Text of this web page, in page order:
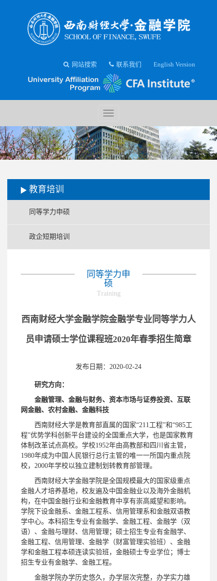
English Version
联系我们
网站搜索
教育培训
同等学力申硕
政企短期培训
同等学力申
硕
Training
西南财经大学金融学院金融学专业同等学力人
员申请硕士学位课程班2020年春季招生简章
发布日期：2020-02-24
研究方向：
金融管理、 金融与财务、 资本市场与证券投资、 互联
网金融、 农村金融、 金融科技
西南财经大学是教育部直属的国家“211工程”和“985工
程”优势学科创新平台建设的全国重点大学，也是国家教育
体制改革试点高校。学校1952年由高教部和四川省主管，
1980年成为中国人民银行总行主管的唯一一所国内重点院
校，2000年学校以独立建制划转教育部管理。
西南财经大学金融学院是全国规模最大的国家级重点
金融人才培养基地，校友遍及中国金融业以及海外金融机
构，在中国金融行业和金融教育中享有崇高威望和影响。
学院下设金融系、金融工程系、信用管理系和金融双语教
学中心。本科招生专业有金融学、金融工程、金融学（双
语）、金融与理财、信用管理；硕士招生专业有金融学、
金融工程、信用管理、金融学（财富管理实验班）、金融
学和金融工程本硕连读实验班，金融硕士专业学位；博士
招生专业有金融学、金融工程。
金融学院办学历史悠久，办学层次完整，办学实力雄